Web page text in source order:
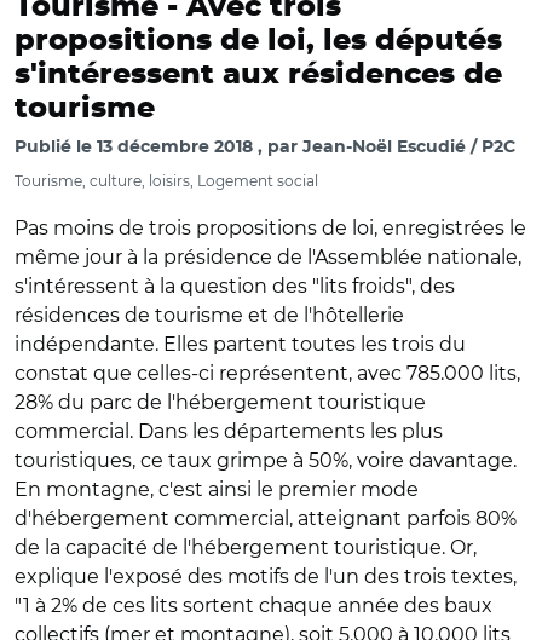
Tourisme -Avec trois
propositions de loi, les députés
s'intéressent aux résidences de
tourisme
Publié le 13 décembre 2018 par Jean-Noël Escudié / P2C
Tourisme, culture, loisirs, Logement social
Pas moins de trois propositions de loi, enregistrées le
même jour à la présidence de l'Assemblée nationale,
s'intéressent à la question des "lits froids", des
résidences de tourisme et de l'hôtellerie
indépendante. Elles partent toutes les trois du
constat que celles-ci représentent, avec 785.000 lits,
28% du parc de l'hébergement touristique
commercial. Dans les départements les plus
touristiques, ce taux grimpe à 50%, voire davantage.
En montagne, c'est ainsi le premier mode
d'hébergement commercial, atteignant parfois 80%
de la capacité de l'hébergement touristique. Or,
explique l'exposé des motifs de l'un des trois textes,
"1 à 2% de ces lits sortent chaque année des baux
collectifs (mer et montagne), soit 5.000 à 10.000 lits